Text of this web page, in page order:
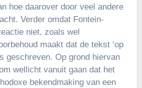
hoe daarover door veel andere
Verder omdat Fontein-
niet, zoals wel
maakt dat de tekst ‘op
geschreven. Op grond hiervan
wellicht vanuit gaan dat het
bekendmaking van een